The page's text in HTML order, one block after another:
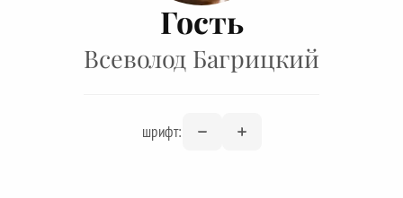
Гость
Всеволод Багрицкий
шрифт: